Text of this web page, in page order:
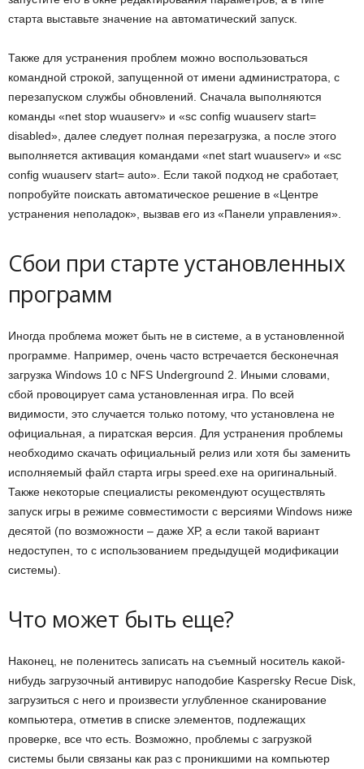
старта выставьте значение на автоматический запуск.
Также для устранения проблем можно воспользоваться
командной строкой, запущенной от имени администратора, с
перезапуском службы обновлений. Сначала выполняются
команды «net stop wuauserv» и «sc config wuauserv start=
disabled», далее следует полная перезагрузка, а после этого
выполняется активация командами «net start wuauserv» и «sc
config wuauserv start= auto». Если такой подход не сработает,
попробуйте поискать автоматическое решение в «Центре
устранения неполадок», вызвав его из «Панели управления».
Сбои при старте установленных
программ
Иногда проблема может быть не в системе, а в установленной
программе. Например, очень часто встречается бесконечная
загрузка Windows 10 с NFS Underground 2. Иными словами,
сбой провоцирует сама установленная игра. По всей
видимости, это случается только потому, что установлена не
официальная, а пиратская версия. Для устранения проблемы
необходимо скачать официальный релиз или хотя бы заменить
исполняемый файл старта игры speed.exe на оригинальный.
Также некоторые специалисты рекомендуют осуществлять
запуск игры в режиме совместимости с версиями Windows ниже
десятой (по возможности – даже ХР, а если такой вариант
недоступен, то с использованием предыдущей модификации
системы).
Что может быть еще?
Наконец, не поленитесь записать на съемный носитель какой-
нибудь загрузочный антивирус наподобие Kaspersky Recue Disk,
загрузиться с него и произвести углубленное сканирование
компьютера, отметив в списке элементов, подлежащих
проверке, все что есть. Возможно, проблемы с загрузкой
системы были связаны как раз с проникшими на компьютер